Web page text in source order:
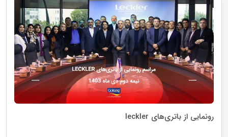
رونمایی از باتری‌های leckler